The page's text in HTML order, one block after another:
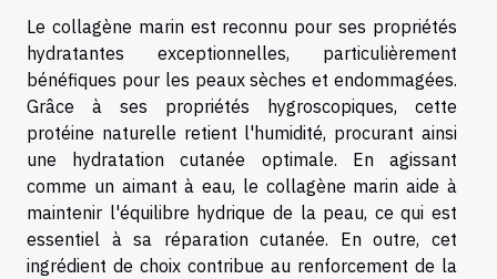
Le collagène marin est reconnu pour ses propriétés
hydratantes exceptionnelles, particulièrement
bénéfiques pour les peaux sèches et endommagées.
Grâce à ses propriétés hygroscopiques, cette
protéine naturelle retient l'humidité, procurant ainsi
une hydratation cutanée optimale. En agissant
comme un aimant à eau, le collagène marin aide à
maintenir l'équilibre hydrique de la peau, ce qui est
essentiel à sa réparation cutanée. En outre, cet
ingrédient de choix contribue au renforcement de la